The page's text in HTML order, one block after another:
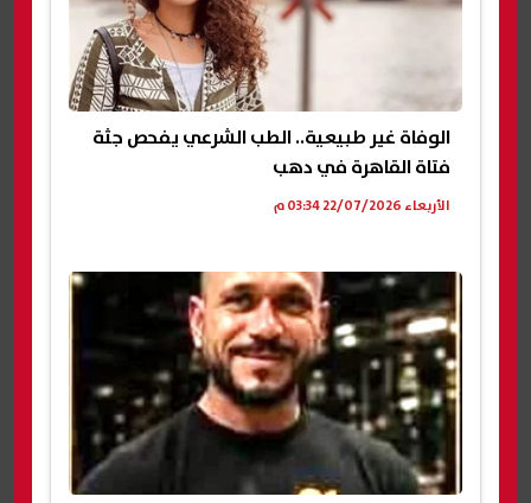
الوفاة غير طبيعية.. الطب الشرعي يفحص جثة
فتاة القاهرة في دهب
الأربعاء 22/07/2026 03:34 م